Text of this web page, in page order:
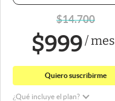
$14.700
$999/mes
Quiero suscribirme
¿Qué incluye el plan?